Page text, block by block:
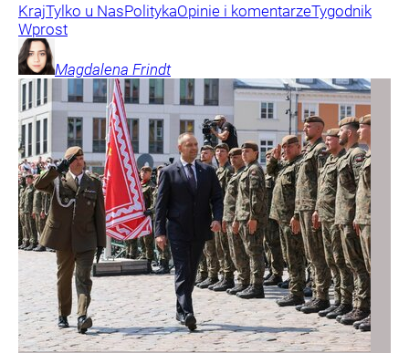
KrajTylko u NasPolitykaOpinie i komentarzeTygodnik
Wprost
Magdalena Frindt